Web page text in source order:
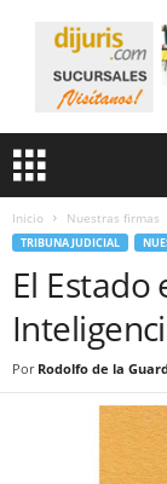
Inicio Nuestras firmas
TRIBUNA JUDICIAL
El Estado
Por Rodolfo de la